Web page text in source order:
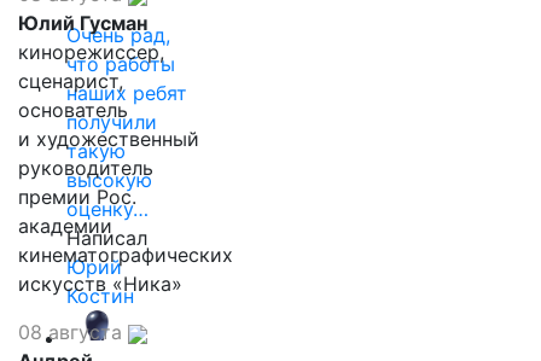
Очень рад,
что работы
наших ребят
получили
такую
высокую
оценку…
Написал
Юрий
Костин
Юлий Гусман
кинорежиссер,
сценарист,
основатель
и художественный
руководитель
премии Рос.
академии
кинематографических
искусств «Ника»
08 августа